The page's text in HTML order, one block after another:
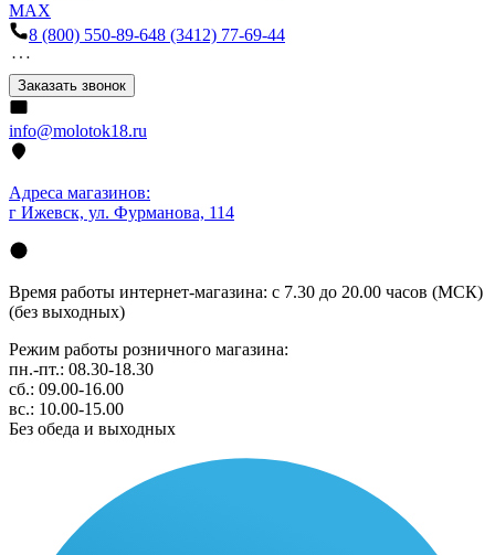
MAX
8 (800) 550-89-648 (3412) 77-69-44
Заказать звонок
info@molotok18.ru
Адреса магазинов:
г Ижевск, ул. Фурманова, 114
Время работы интернет-магазина: с 7.30 до 20.00 часов (МСК)
(без выходных)
Режим работы розничного магазина:
пн.-пт.: 08.30-18.30
сб.: 09.00-16.00
вс.: 10.00-15.00
Без обеда и выходных